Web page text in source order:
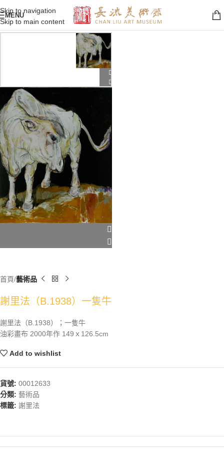
Skip to navigation
Skip to main content
MENU
首頁 藝術品
謝里法（B.1938）一隻牛
謝里法（B.1938）；一隻牛
油彩畫布 2000年作 149ｘ126.5cm
Add to wishlist
貨號: 00012633
分類: 藝術品
標籤: 謝里法